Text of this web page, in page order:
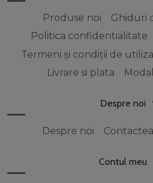
Produse noi
Ghiduri
Politica confidentialitate
Termeni și condiții de
Livrare si plata
Despre noi
Despre noi
Contul meu